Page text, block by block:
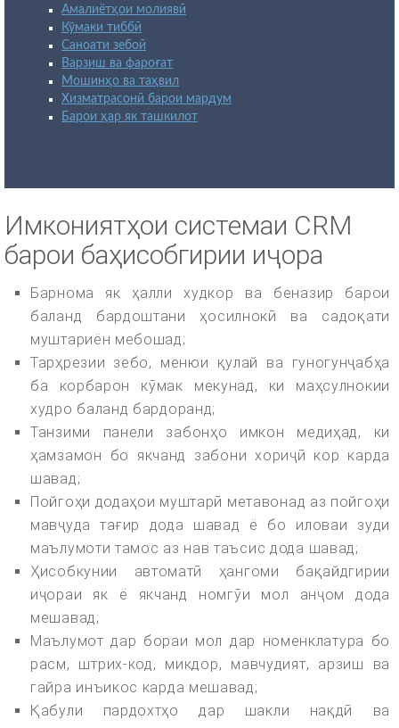
Амалиётҳои молиявӣ
Кӯмаки тиббӣ
Саноати зебоӣ
Варзиш ва фароғат
Мошинҳо ва таҳвил
Хизматрасонӣ барои мардум
Барои ҳар як ташкилот
Имкониятҳои системаи CRM
барои баҳисобгирии иҷора
Барнома як ҳалли худкор ва беназир барои
баланд бардоштани ҳосилнокӣ ва садоқати
муштариён мебошад;
Тарҳрезии зебо, менюи қулай ва гуногунҷабҳа
ба корбарон кӯмак мекунад, ки маҳсулнокии
худро баланд бардоранд;
Танзими панели забонҳо имкон медиҳад, ки
ҳамзамон бо якчанд забони хориҷӣ кор карда
шавад;
Пойгоҳи додаҳои муштарӣ метавонад аз пойгоҳи
мавҷуда тағир дода шавад ё бо иловаи зуди
маълумоти тамос аз нав таъсис дода шавад;
Ҳисобкунии автоматӣ ҳангоми бақайдгирии
иҷораи як ё якчанд номгӯи мол анҷом дода
мешавад;
Маълумот дар бораи мол дар номенклатура бо
расм, штрих-код, микдор, мавчудият, арзиш ва
гайра инъикос карда мешавад;
Қабули пардохтҳо дар шакли нақдӣ ва